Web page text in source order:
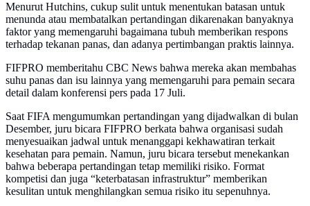
Menurut Hutchins, cukup sulit untuk menentukan batasan untuk
menunda atau membatalkan pertandingan dikarenakan banyaknya
faktor yang memengaruhi bagaimana tubuh memberikan respons
terhadap tekanan panas, dan adanya pertimbangan praktis lainnya.
FIFPRO memberitahu CBC News bahwa mereka akan membahas
suhu panas dan isu lainnya yang memengaruhi para pemain secara
detail dalam konferensi pers pada 17 Juli.
Saat FIFA mengumumkan pertandingan yang dijadwalkan di bulan
Desember, juru bicara FIFPRO berkata bahwa organisasi sudah
menyesuaikan jadwal untuk menanggapi kekhawatiran terkait
kesehatan para pemain. Namun, juru bicara tersebut menekankan
bahwa beberapa pertandingan tetap memiliki risiko. Format
kompetisi dan juga “keterbatasan infrastruktur” memberikan
kesulitan untuk menghilangkan semua risiko itu sepenuhnya.